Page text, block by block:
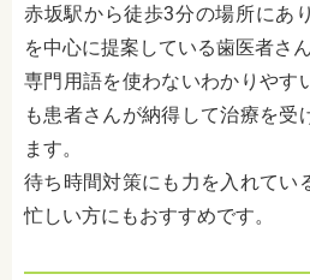
赤坂駅から徒歩3分の場所にあ
を中心に提案している歯医者さん
専門用語を使わないわかりやす
も患者さんが納得して治療を受
ます。
待ち時間対策にも力を入れてい
忙しい方にもおすすめです。